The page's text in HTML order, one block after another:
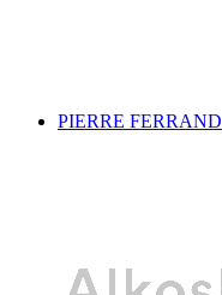
PIERRE FERRAND